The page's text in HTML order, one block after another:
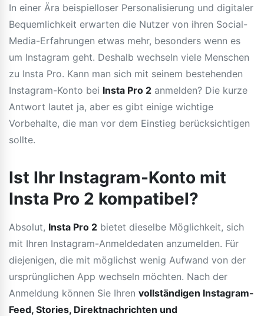
In einer Ära beispielloser Personalisierung und digitaler
Bequemlichkeit erwarten die Nutzer von ihren Social-
Media-Erfahrungen etwas mehr, besonders wenn es
um Instagram geht. Deshalb wechseln viele Menschen
zu Insta Pro. Kann man sich mit seinem bestehenden
Instagram-Konto bei Insta Pro 2 anmelden? Die kurze
Antwort lautet ja, aber es gibt einige wichtige
Vorbehalte, die man vor dem Einstieg berücksichtigen
sollte.
Ist Ihr Instagram-Konto mit
Insta Pro 2 kompatibel?
Absolut, Insta Pro 2 bietet dieselbe Möglichkeit, sich
mit Ihren Instagram-Anmeldedaten anzumelden. Für
diejenigen, die mit möglichst wenig Aufwand von der
ursprünglichen App wechseln möchten. Nach der
Anmeldung können Sie Ihren vollständigen Instagram-
Feed, Stories, Direktnachrichten und